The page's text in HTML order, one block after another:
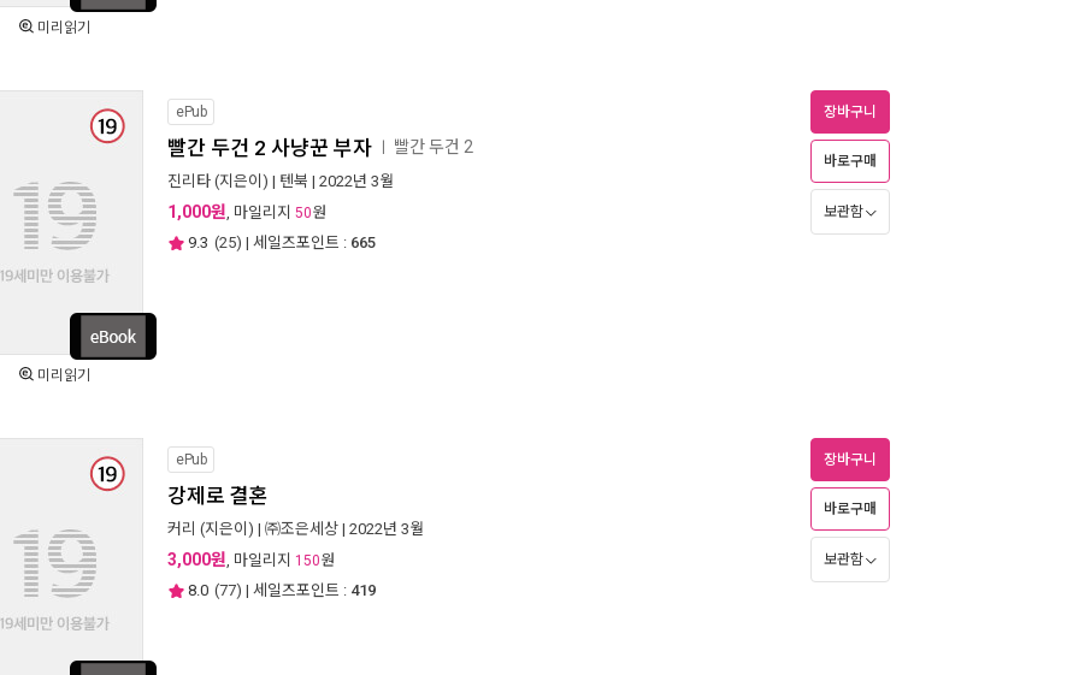
미리읽기
미리읽기
ePub
빨간 두건 2 사냥꾼 부자 빨간 두건 2
진리타 (지은이) | 텐북 | 2022년 3월
1,000원, 마일리지 50원
9.3 (25) | 세일즈포인트 : 665
장바구니
바로구매
보관함
ePub
강제로 결혼
커리 (지은이) | ㈜조은세상 | 2022년 3월
3,000원, 마일리지 150원
8.0 (77) | 세일즈포인트 : 419
장바구니
바로구매
보관함